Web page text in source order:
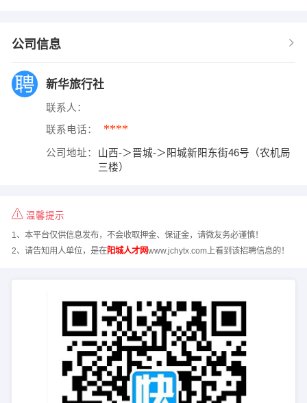
公司信息
新华旅行社
联系人：
联系电话： ****
公司地址：
山西-＞晋城-＞阳城新阳东街46号（农机局
三楼）
温馨提示
1、本平台仅供信息发布，不会收取押金、保证金，请微友务必谨慎！
2、请告知用人单位，是在阳城人才网www.jchytx.com上看到该招聘信息的！